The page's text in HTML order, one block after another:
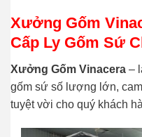
Xưởng Gốm
Cấp Ly Gốm Sứ
Xưởng Gốm Vinacera –
gốm sứ số lượng lớn,
tuyệt vời cho quý khách